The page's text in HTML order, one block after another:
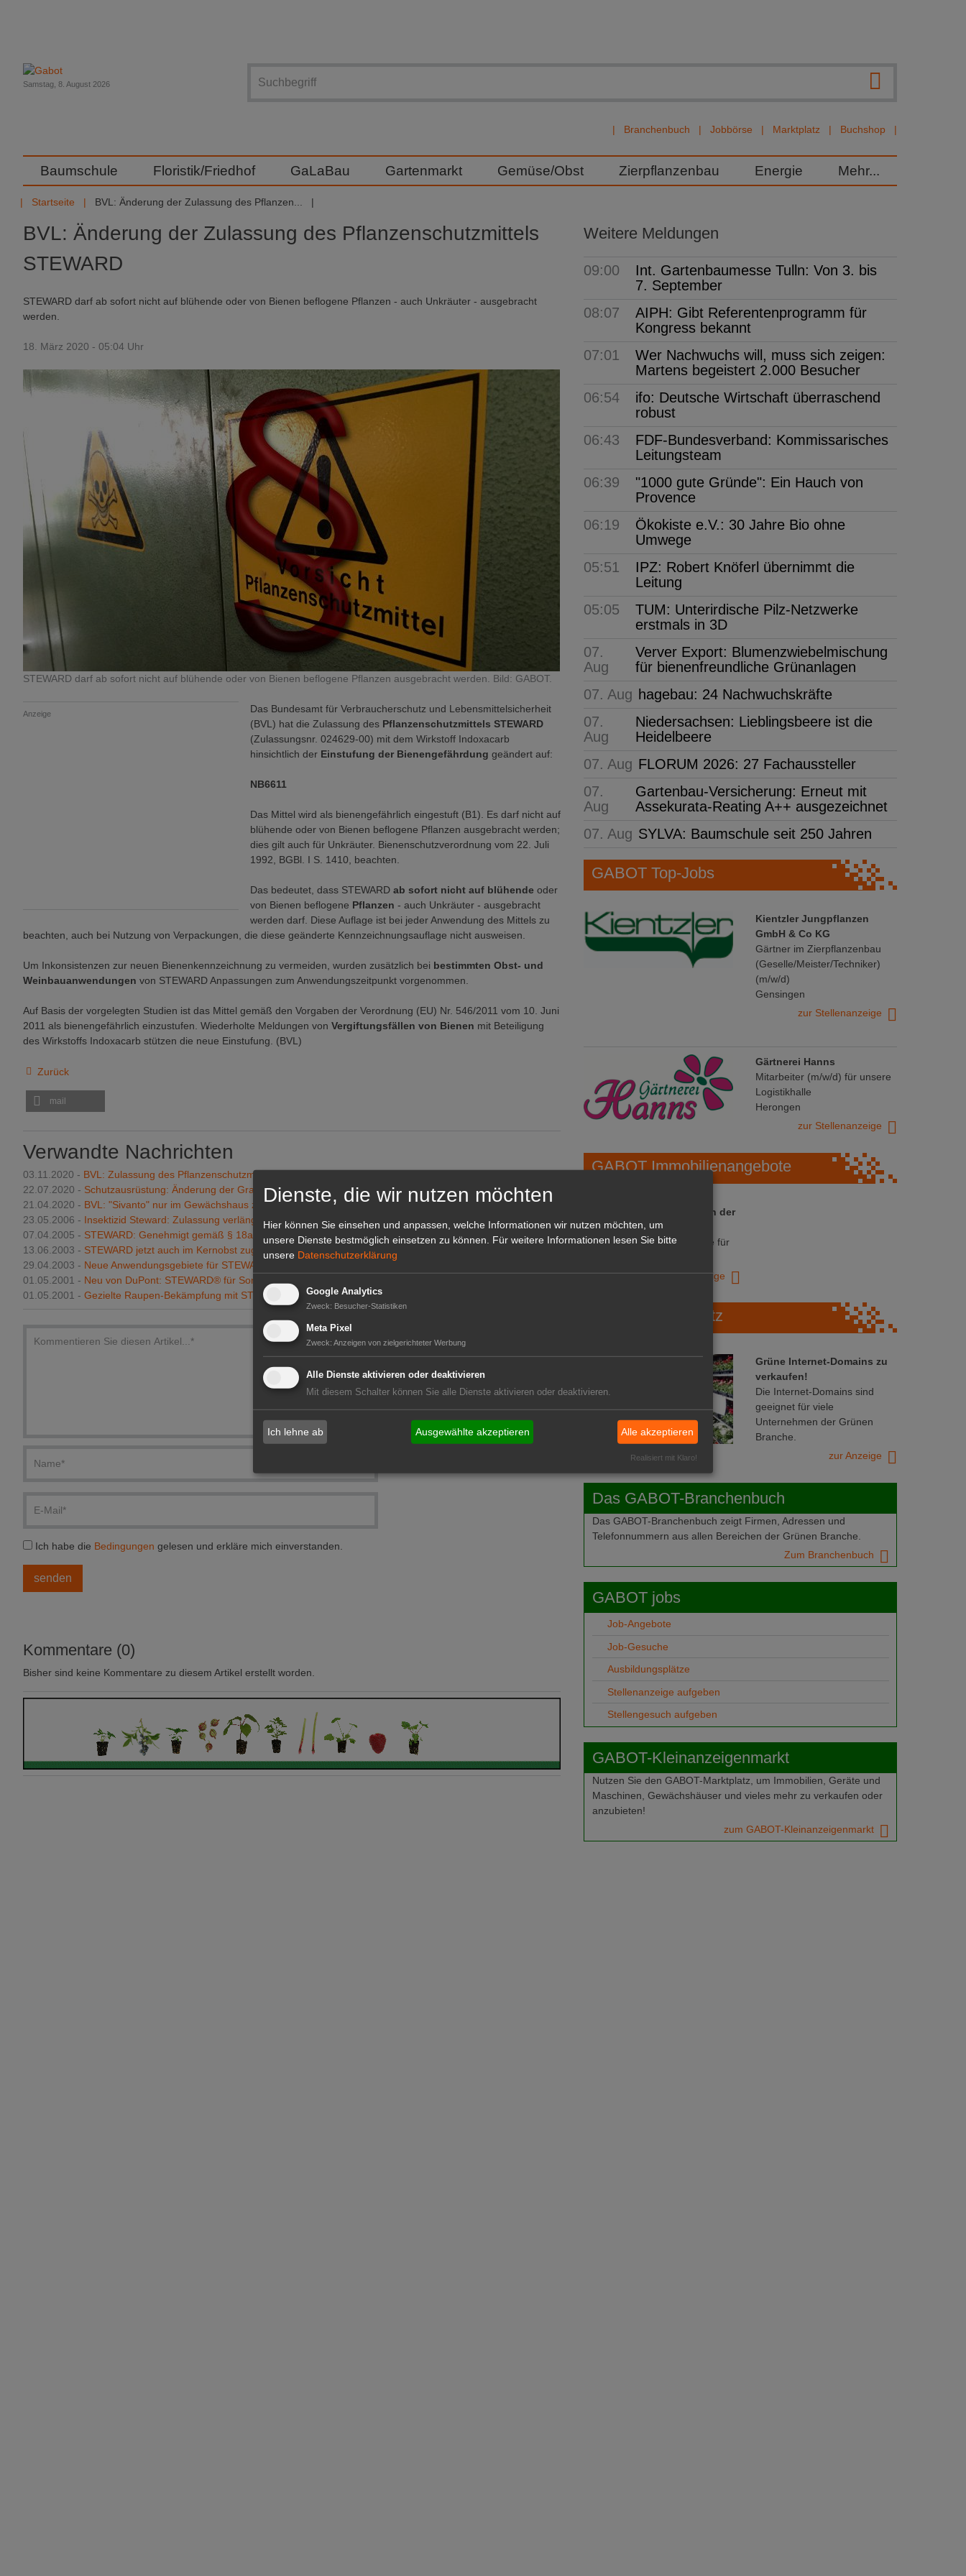
Branchenbuch Jobbörse Marktplatz Buchshop
Samstag, 8. August 2026
Baumschule Floristik/Friedhof GaLaBau Gartenmarkt Gemüse/Obst Zierpflanzenbau Energie Mehr...
Startseite BVL: Änderung der Zulassung des Pflanzen...
BVL: Änderung der Zulassung des Pflanzenschutzmittels
STEWARD
STEWARD darf ab sofort nicht auf blühende oder von Bienen beflogene Pflanzen - auch Unkräuter - ausgebracht
werden.
18. März 2020 - 05:04 Uhr
STEWARD darf ab sofort nicht auf blühende oder von Bienen beflogene Pflanzen ausgebracht werden. Bild: GABOT.
Anzeige
Das Bundesamt für Verbraucherschutz und Lebensmittelsicherheit
(BVL) hat die Zulassung des Pflanzenschutzmittels STEWARD
(Zulassungsnr. 024629-00) mit dem Wirkstoff Indoxacarb
hinsichtlich der Einstufung der Bienengefährdung geändert auf:
NB6611
Das Mittel wird als bienengefährlich eingestuft (B1). Es darf nicht auf
blühende oder von Bienen beflogene Pflanzen ausgebracht werden;
dies gilt auch für Unkräuter. Bienenschutzverordnung vom 22. Juli
1992, BGBl. I S. 1410, beachten.
Das bedeutet, dass STEWARD ab sofort nicht auf blühende oder
von Bienen beflogene Pflanzen - auch Unkräuter - ausgebracht
werden darf. Diese Auflage ist bei jeder Anwendung des Mittels zu
beachten, auch bei Nutzung von Verpackungen, die diese geänderte Kennzeichnungsauflage nicht ausweisen.
Um Inkonsistenzen zur neuen Bienenkennzeichnung zu vermeiden, wurden zusätzlich bei bestimmten Obst- und
Weinbauanwendungen von STEWARD Anpassungen zum Anwendungszeitpunkt vorgenommen.
Auf Basis der vorgelegten Studien ist das Mittel gemäß den Vorgaben der Verordnung (EU) Nr. 546/2011 vom 10. Juni
2011 als bienengefährlich einzustufen. Wiederholte Meldungen von Vergiftungsfällen von Bienen mit Beteiligung
des Wirkstoffs Indoxacarb stützen die neue Einstufung. (BVL)
Zurück
mail
Verwandte Nachrichten
03.11.2020 - BVL: Zulassung des Pflanzenschutzmittels Monceren Pro widerrufen
22.07.2020 - Schutzausrüstung: Änderung der Grammatur
21.04.2020 - BVL: "Sivanto" nur im Gewächshaus zugelassen
23.05.2006 - Insektizid Steward: Zulassung verlängert
07.04.2005 - STEWARD: Genehmigt gemäß § 18a
13.06.2003 - STEWARD jetzt auch im Kernobst zugelassen
29.04.2003 - Neue Anwendungsgebiete für STEWARD
01.05.2001 - Neu von DuPont: STEWARD® für Sonderkulturen
01.05.2001 - Gezielte Raupen-Bekämpfung mit STEWARD®
Ich habe die Bedingungen gelesen und erkläre mich einverstanden.
Kommentare (0)
Bisher sind keine Kommentare zu diesem Artikel erstellt worden.
Weitere Meldungen
09:00
Int. Gartenbaumesse Tulln: Von 3. bis
7. September
08:07
AIPH: Gibt Referentenprogramm für
Kongress bekannt
07:01
Wer Nachwuchs will, muss sich zeigen:
Martens begeistert 2.000 Besucher
06:54
ifo: Deutsche Wirtschaft überraschend
robust
06:43
FDF-Bundesverband: Kommissarisches
Leitungsteam
06:39
"1000 gute Gründe": Ein Hauch von
Provence
06:19
Ökokiste e.V.: 30 Jahre Bio ohne
Umwege
05:51
IPZ: Robert Knöferl übernimmt die
Leitung
05:05
TUM: Unterirdische Pilz-Netzwerke
erstmals in 3D
07.
Aug
Verver Export: Blumenzwiebelmischung
für bienenfreundliche Grünanlagen
07. Aug hagebau: 24 Nachwuchskräfte
07.
Aug
Niedersachsen: Lieblingsbeere ist die
Heidelbeere
07. Aug FLORUM 2026: 27 Fachaussteller
07.
Aug
Gartenbau-Versicherung: Erneut mit
Assekurata-Reating A++ ausgezeichnet
07. Aug SYLVA: Baumschule seit 250 Jahren
GABOT Top-Jobs
Kientzler Jungpflanzen
GmbH & Co KG
Gärtner im Zierpflanzenbau
(Geselle/Meister/Techniker)
(m/w/d)
Gensingen
zur Stellenanzeige
Gärtnerei Hanns
Mitarbeiter (m/w/d) für unsere
Logistikhalle
Herongen
zur Stellenanzeige
GABOT Immobilienangebote
1A-Lage, ihre Chance in der
grünen Branche
Repräsentative Immobilie für
zur Anzeige
GABOT Marktplatz
Grüne Internet-Domains zu
verkaufen!
Die Internet-Domains sind
geeignet für viele
Unternehmen der Grünen
Branche.
zur Anzeige
Das GABOT-Branchenbuch
Das GABOT-Branchenbuch zeigt Firmen, Adressen und
Telefonnummern aus allen Bereichen der Grünen Branche.
Zum Branchenbuch
GABOT jobs
Job-Angebote
Job-Gesuche
Ausbildungsplätze
Stellenanzeige aufgeben
Stellengesuch aufgeben
GABOT-Kleinanzeigenmarkt
Nutzen Sie den GABOT-Marktplatz, um Immobilien, Geräte und
Maschinen, Gewächshäuser und vieles mehr zu verkaufen oder
anzubieten!
zum GABOT-Kleinanzeigenmarkt
Dienste, die wir nutzen möchten
Hier können Sie einsehen und anpassen, welche Informationen wir nutzen möchten, um
unsere Dienste bestmöglich einsetzen zu können.
Für weitere Informationen lesen Sie bitte
unsere Datenschutzerklärung
Google Analytics
Zweck: Besucher-Statistiken
Meta Pixel
Zweck: Anzeigen von zielgerichteter Werbung
Alle Dienste aktivieren oder deaktivieren
Mit diesem Schalter können Sie alle Dienste aktivieren oder deaktivieren.
Ich lehne ab Ausgewählte akzeptieren Alle akzeptieren
Realisiert mit Klaro!